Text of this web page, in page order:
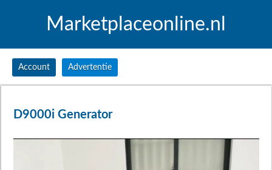
Marketplaceonline.nl
Account Advertentie
D9000i Generator